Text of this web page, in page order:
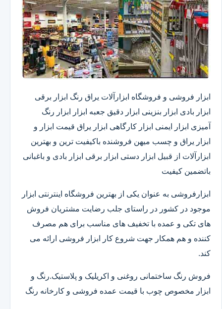
ابزار فروشی و فروشگاه ابزارآلات یراق رنگ ابزار برقی
ابزار بادی ابزار بنزینی ابزار دقیق​ جعبه ابزار ابزار رنگ
آمیزی ابزار ایمنی ابزار کارگاهی ابزار یراق قیمت ابزار و
ابزار یراق و چسب میهن فروشنده باکیفیت ترین و بهترین
ابزارآلات از قبیل ابزار دستی ابزار برقی ابزار بادی و باغبانی
باتضمین کیفیت
ابزارفروشی به عنوان یکی از بهترین فروشگاه اینترنتی ابزار
موجود در کشور در راستای جلب رضایت مشتریان فروش
های تکی و عمده با تخفیف های مناسب برای هم مصرف
کننده و هم همکار جهت شروع کار ابزار فروشی ارائه می
کند.
فروش رنگ ساختمانی روغنی و اکریلیک و پلاستیک.رنگ و
ابزار مخصوص چوب با قیمت عمده فروشی و کارخانه رنگ